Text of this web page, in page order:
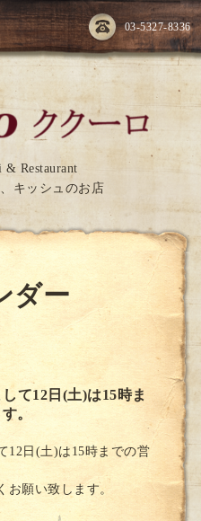
03-5327-8336
& Restaurant
キッシュのお店
ダー
て12日(土)は15時ま
。
12日(土)は15時までの営
お願い致します。